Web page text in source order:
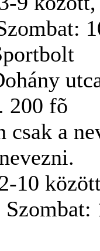
200 fõ
csak a
10